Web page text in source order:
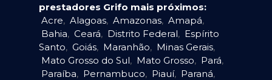
prestadores Grifo mais próximos:
Acre, Alagoas, Amazonas, Amapá,
Bahia, Ceará, Distrito Federal, Espírito
Santo, Goiás, Maranhão, Minas Gerais,
Mato Grosso do Sul, Mato Grosso, Pará,
Paraíba, Pernambuco, Piauí, Paraná,